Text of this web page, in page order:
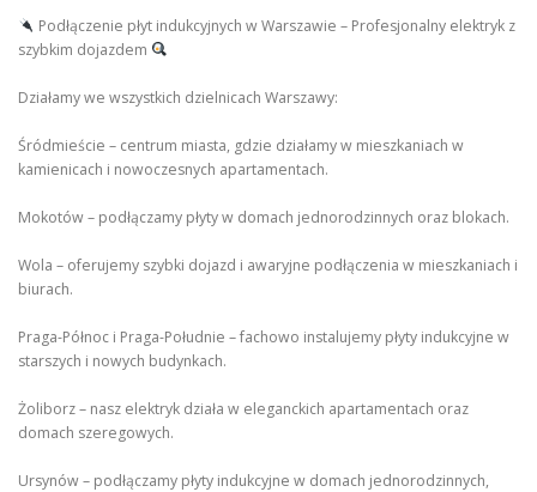
Podłączenie płyt indukcyjnych w Warszawie – Profesjonalny elektryk z
szybkim dojazdem
Działamy we wszystkich dzielnicach Warszawy:
Śródmieście – centrum miasta, gdzie działamy w mieszkaniach w
kamienicach i nowoczesnych apartamentach.
Mokotów – podłączamy płyty w domach jednorodzinnych oraz blokach.
Wola – oferujemy szybki dojazd i awaryjne podłączenia w mieszkaniach i
biurach.
Praga-Północ i Praga-Południe – fachowo instalujemy płyty indukcyjne w
starszych i nowych budynkach.
Żoliborz – nasz elektryk działa w eleganckich apartamentach oraz
domach szeregowych.
Ursynów – podłączamy płyty indukcyjne w domach jednorodzinnych,